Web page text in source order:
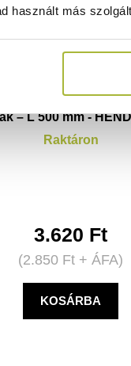
használt más
– L 500 mm -
Raktáron
3.620 Ft
(2.850 Ft + ÁFA)
KOSÁRBA